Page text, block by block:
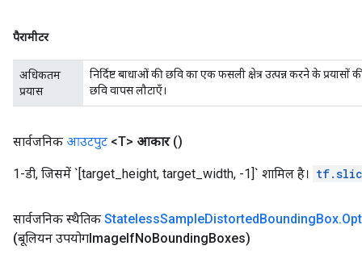
पैरामीटर
अधिकतम
प्रयास
निर्दिष्ट बाधाओं की छवि का एक फसली क्षेत्र उत्पन्न करने के
छवि वापस लौटाएँ।
सार्वजनिक आउटपुट <T> आकार ()
1-डी, जिसमें `[target_height, target_width, -1]` शामिल है।
सार्वजनिक स्थैतिक StatelessSampleDistortedBoundingBox.
(बूलियन उपयोगImageIfNoBoundingBoxes)